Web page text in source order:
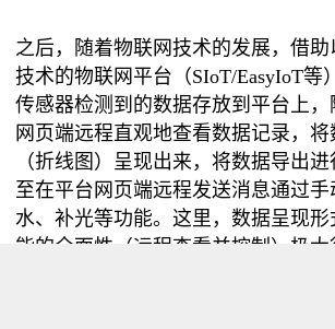
之后，随着物联网技术的发展，借助
技术的物联网平台（SIoT/EasyIoT等
传感器检测到的数据存放到平台上
网页端远程直观地查看数据记录，
（折线图）呈现出来，将数据导出
至在平台网页端远程发送消息通过
水、补光等功能。这里，数据呈现
能的全面性（远程查看并控制）极